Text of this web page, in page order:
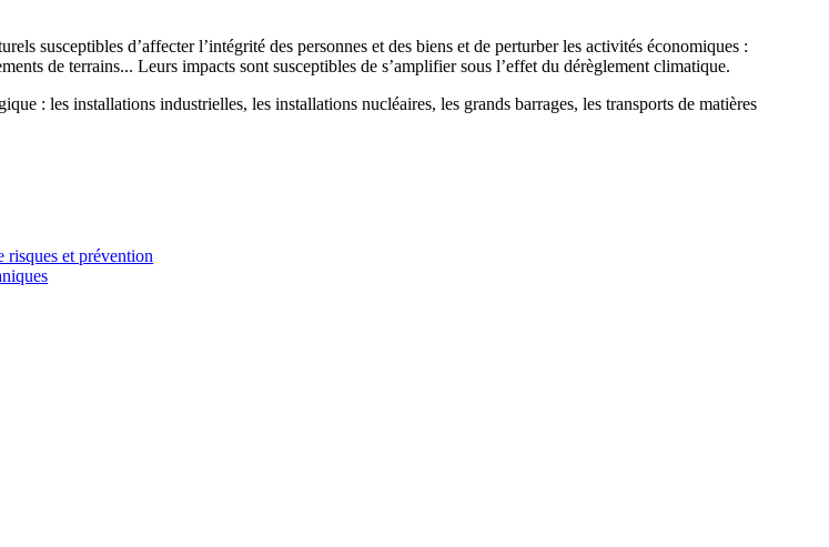
susceptibles d’affecter l’intégrité des personnes et des biens et de perturber les activités économiques :
de terrains... Leurs impacts sont susceptibles de s’amplifier sous l’effet du dérèglement climatique.
: les installations industrielles, les installations nucléaires, les grands barrages, les transports de matières
risques et prévention